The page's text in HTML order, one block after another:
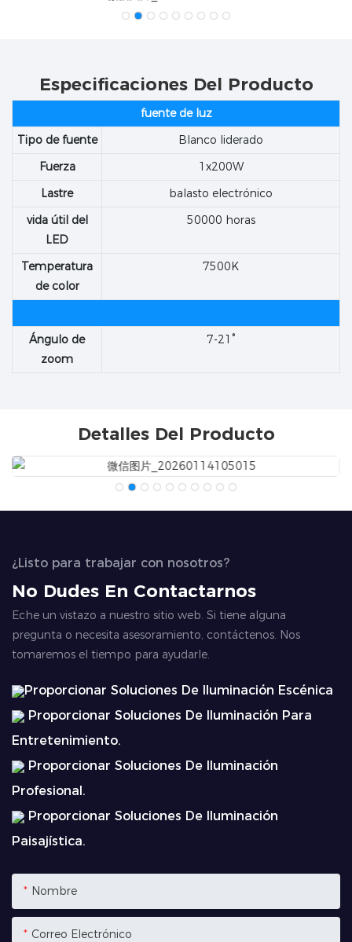
Especificaciones Del Producto
fuente de luz
Tipo de fuente
Blanco liderado
Fuerza
1x200W
Lastre
balasto electrónico
vida útil del
LED
50000 horas
Temperatura
de color
7500K
Ángulo de
zoom
7-21°
Detalles Del Producto
¿Listo para trabajar con nosotros?
No Dudes En Contactarnos
Eche un vistazo a nuestro sitio web. Si tiene alguna
pregunta o necesita asesoramiento, contáctenos. Nos
tomaremos el tiempo para ayudarle.
Proporcionar Soluciones De Iluminación Escénica
Proporcionar Soluciones De Iluminación Para
Entretenimiento.
Proporcionar Soluciones De Iluminación
Profesional.
Proporcionar Soluciones De Iluminación
Paisajística.
Nombre
Correo Electrónico